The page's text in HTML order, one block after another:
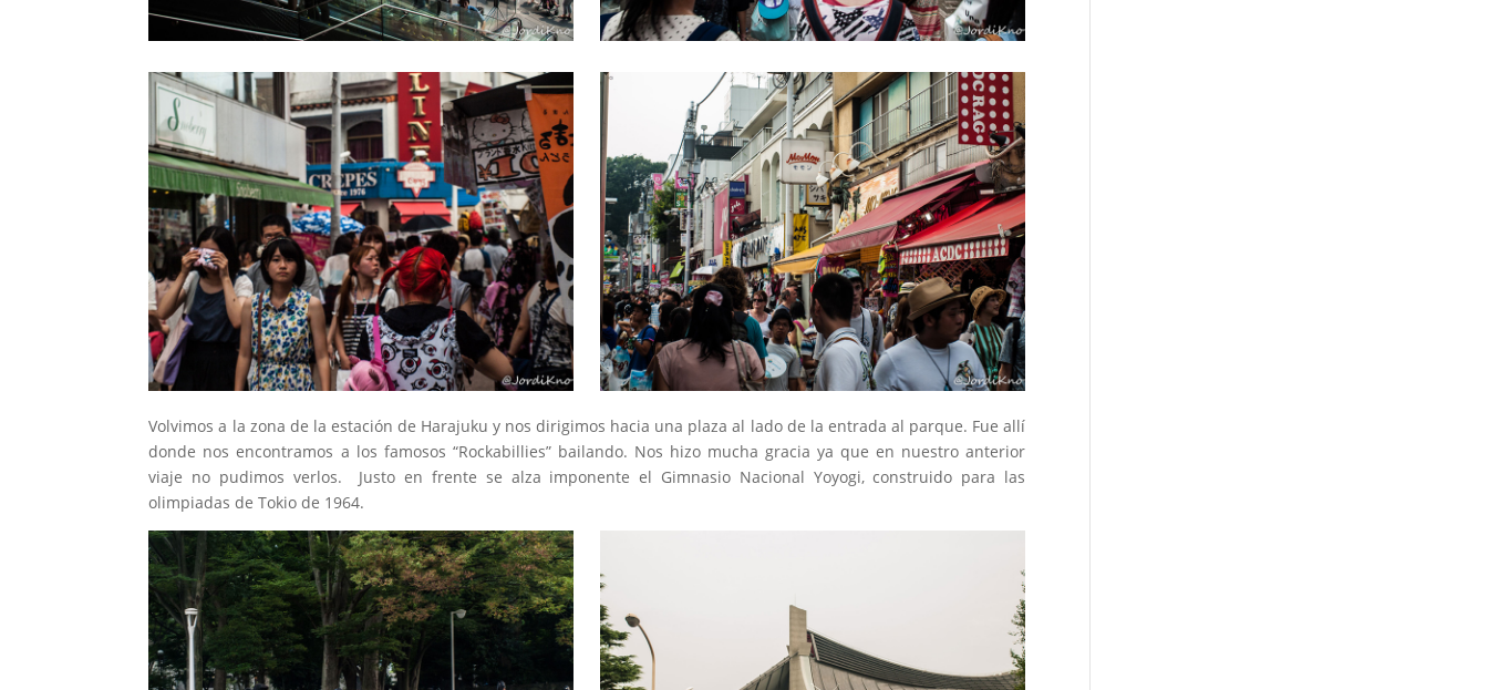
Volvimos a la zona de la estación de Harajuku y nos dirigimos hacia una plaza al lado de la entrada al parque. Fue allí
donde nos encontramos a los famosos “Rockabillies” bailando. Nos hizo mucha gracia ya que en nuestro anterior
viaje no pudimos verlos. Justo en frente se alza imponente el Gimnasio Nacional Yoyogi, construido para las
olimpiadas de Tokio de 1964.